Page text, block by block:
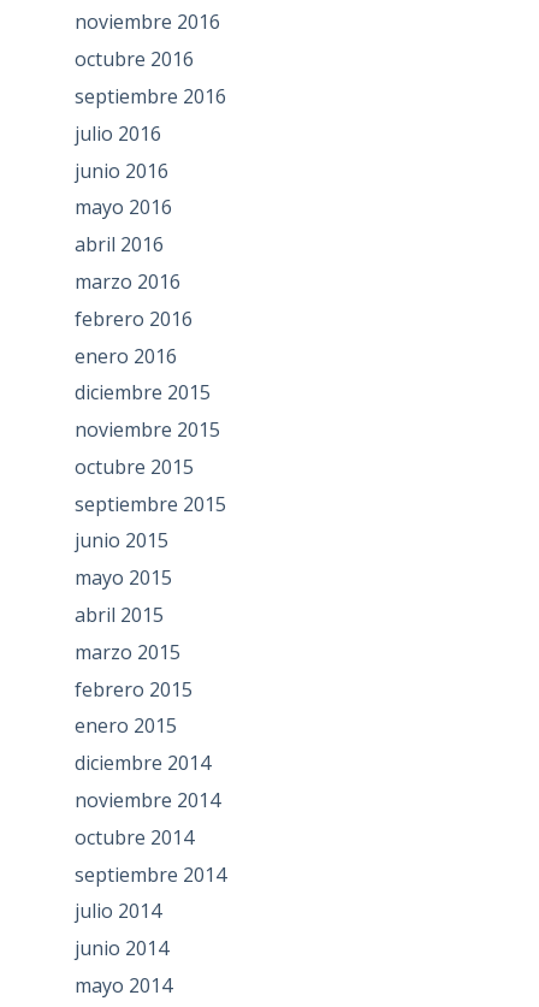
noviembre 2016
octubre 2016
septiembre 2016
julio 2016
junio 2016
mayo 2016
abril 2016
marzo 2016
febrero 2016
enero 2016
diciembre 2015
noviembre 2015
octubre 2015
septiembre 2015
junio 2015
mayo 2015
abril 2015
marzo 2015
febrero 2015
enero 2015
diciembre 2014
noviembre 2014
octubre 2014
septiembre 2014
julio 2014
junio 2014
mayo 2014